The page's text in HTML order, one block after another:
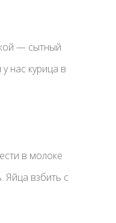
— сытный
нас курица в
в молоке
Яйца взбить с